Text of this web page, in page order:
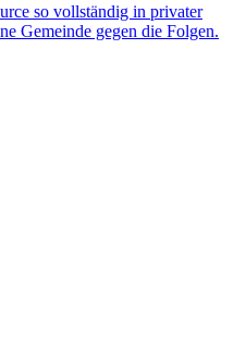
so vollständig in privater
Gemeinde gegen die Folgen.